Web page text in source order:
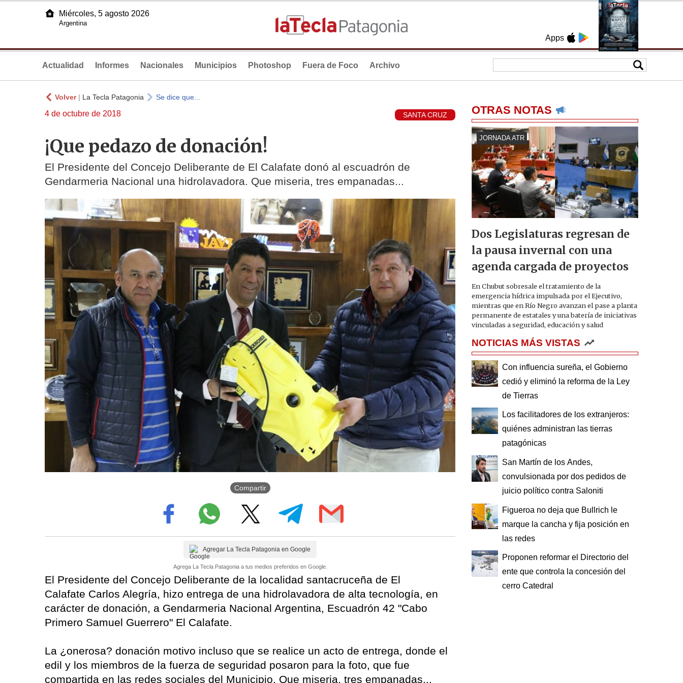
Apps
Miércoles, 5 agosto 2026
Argentina
Actualidad Informes Nacionales Municipios Photoshop Fuera de Foco Archivo
Volver| La Tecla Patagonia Se dice que...
4 de octubre de 2018 SANTA CRUZ
¡Que pedazo de donación!
El Presidente del Concejo Deliberante de El Calafate donó al escuadrón de
Gendarmeria Nacional una hidrolavadora. Que miseria, tres empanadas...
Compartir
Agregar La Tecla Patagonia en Google
Agrega La Tecla Patagonia a tus medios preferidos en Google.
El Presidente del Concejo Deliberante de la localidad santacruceña de El
Calafate Carlos Alegría, hizo entrega de una hidrolavadora de alta tecnología, en
carácter de donación, a Gendarmeria Nacional Argentina, Escuadrón 42 "Cabo
Primero Samuel Guerrero" El Calafate.
La ¿onerosa? donación motivo incluso que se realice un acto de entrega, donde el
edil y los miembros de la fuerza de seguridad posaron para la foto, que fue
compartida en las redes sociales del Municipio. Que miseria, tres empanadas...
OTRAS NOTAS
JORNADA ATR
Dos Legislaturas regresan de
la pausa invernal con una
agenda cargada de proyectos
En Chubut sobresale el tratamiento de la
emergencia hídrica impulsada por el Ejecutivo,
mientras que en Río Negro avanzan el pase a planta
permanente de estatales y una batería de iniciativas
vinculadas a seguridad, educación y salud
NOTICIAS MÁS VISTAS
Con influencia sureña, el Gobierno
cedió y eliminó la reforma de la Ley
de Tierras
Los facilitadores de los extranjeros:
quiénes administran las tierras
patagónicas
San Martín de los Andes,
convulsionada por dos pedidos de
juicio político contra Saloniti
Figueroa no deja que Bullrich le
marque la cancha y fija posición en
las redes
Proponen reformar el Directorio del
ente que controla la concesión del
cerro Catedral